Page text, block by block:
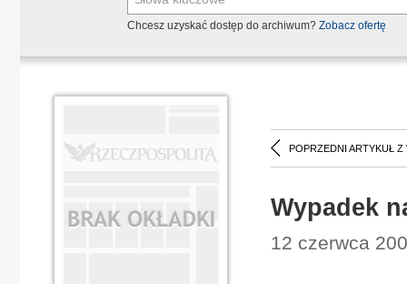
Chcesz uzyskać dostęp do archiwum? Zobacz ofertę
POPRZEDNI ARTYKUŁ Z
Wypadek
12 czerwca